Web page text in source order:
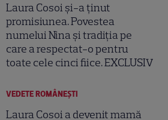
Laura Cosoi și-a ținut
promisiunea. Povestea
numelui Nina și tradiția pe
care a respectat-o pentru
toate cele cinci fiice. EXCLUSIV
VEDETE ROMÂNEŞTI
Laura Cosoi a devenit mamă